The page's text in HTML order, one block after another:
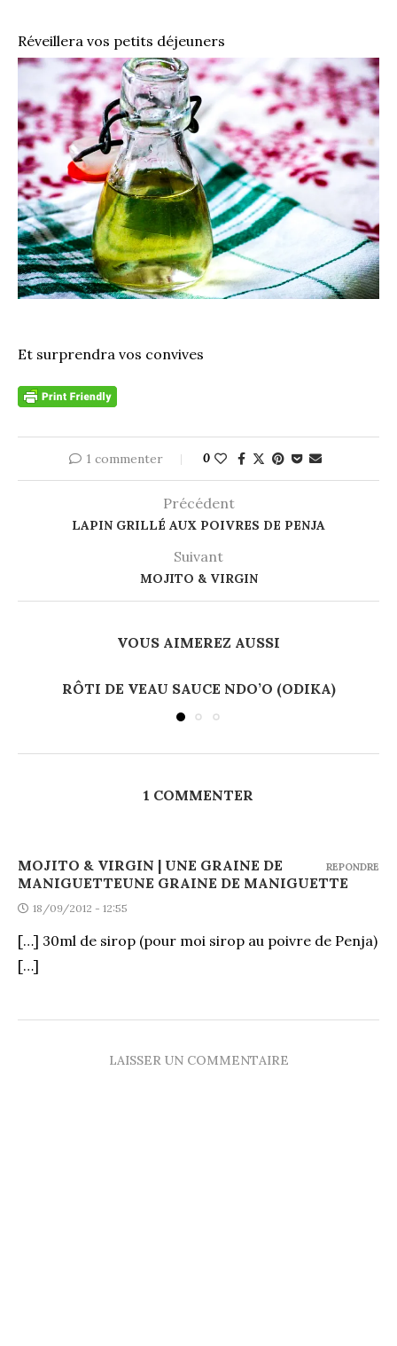
Réveillera vos petits déjeuners
Et surprendra vos convives
1 commenter 0
Précédent
LAPIN GRILLÉ AUX POIVRES DE PENJA
Suivant
MOJITO & VIRGIN
VOUS AIMEREZ AUSSI
RÔTI DE VEAU SAUCE NDO’O (ODIKA)
1 COMMENTER
MOJITO & VIRGIN | UNE GRAINE DE
MANIGUETTEUNE GRAINE DE MANIGUETTE
18/09/2012 - 12:55
[…] 30ml de sirop (pour moi sirop au poivre de Penja)
[…]
REPONDRE
LAISSER UN COMMENTAIRE